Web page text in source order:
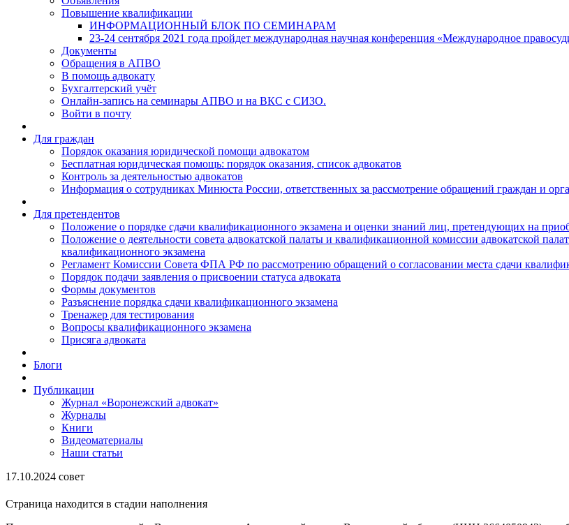
Повышение квалификации
ИНФОРМАЦИОННЫЙ БЛОК ПО СЕМИНАРАМ
23-24 сентября 2021 года пройдет международная научная конференция «Международное
Документы
Обращения в АПВО
В помощь адвокату
Бухгалтерский учёт
Онлайн-запись на семинары АПВО и на ВКС с СИЗО.
Войти в почту
Для граждан
Порядок оказания юридической помощи адвокатом
Бесплатная юридическая помощь: порядок оказания, список адвокатов
Контроль за деятельностью адвокатов
Информация о сотрудниках Минюста России, ответственных за рассмотрение обращений граждан и
Для претендентов
Положение о порядке сдачи квалификационного экзамена и оценки знаний лиц, претендующих на
Положение о деятельности совета адвокатской палаты и квалификационной комиссии адвокатской
квалификационного экзамена
Регламент Комиссии Совета ФПА РФ по рассмотрению обращений о согласовании места сдачи
Порядок подачи заявления о присвоении статуса адвоката
Формы документов
Разъяснение порядка сдачи квалификационного экзамена
Тренажер для тестирования
Вопросы квалификационного экзамена
Присяга адвоката
Блоги
Публикации
Журнал «Воронежский адвокат»
Журналы
Книги
Видеоматериалы
Наши статьи
17.10.2024 совет
Страница находится в стадии наполнения